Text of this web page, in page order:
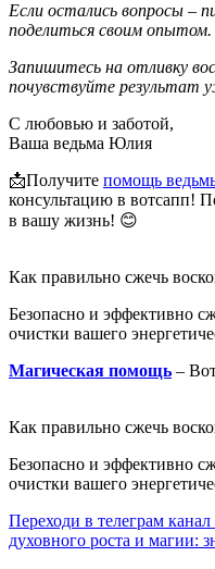
Если остались вопросы –
поделиться своим опытом.
Запишитесь на отливку
почувствуйте результат
С любовью и заботой,
Ваша ведьма Юлия
📩Получите помощь
консультацию в вотсапп!
в вашу жизнь! 😊
Как правильно сжечь
Безопасно и эффективно
очистки вашего
Магическая помощь –
Как правильно сжечь
Безопасно и эффективно
очистки вашего
Переходи в телеграм
духовного роста и магии: